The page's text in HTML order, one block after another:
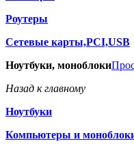
Роутеры
Сетевые карты,PCI,USB
Ноутбуки, моноблоки
Назад к главному
Ноутбуки
Компьютеры и